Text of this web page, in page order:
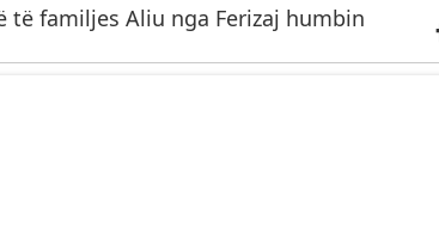
të familjes Aliu nga Ferizaj humbin